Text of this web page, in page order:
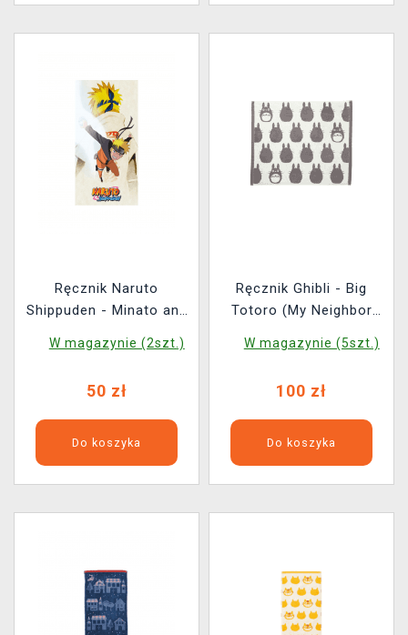
Ręcznik Naruto
Shippuden - Minato and
W magazynie (2szt.)
50 zł
Do koszyka
Ręcznik Ghibli - Big
Totoro (My Neighbor
W magazynie (5szt.)
100 zł
Do koszyka